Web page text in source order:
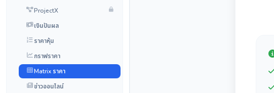
ProjectX
เงินปันผล
ราคาหุ้น
กราฟราคา
Matrix ราคา
ข่าวออนไลน์